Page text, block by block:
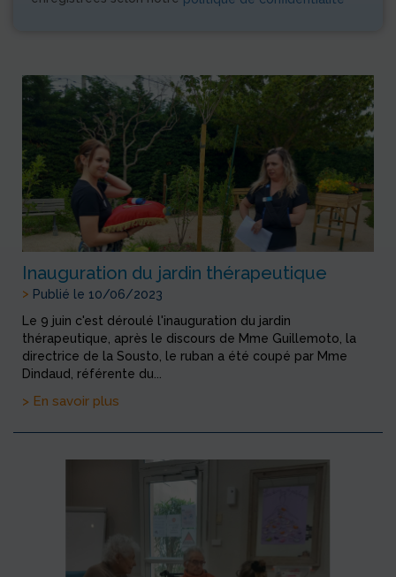
Inauguration du jardin thérapeutique
> Publié le 10/06/2023
Le 9 juin c'est déroulé l'inauguration du jardin
thérapeutique, après le discours de Mme Guillemoto, la
directrice de la Sousto, le ruban a été coupé par Mme
Dindaud, référente du...
> En savoir plus